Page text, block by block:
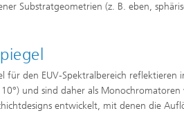
Substratgeometrien (z. B. eben,
für den EUV-Spektralbereich
und sind daher als
entwickelt, mit denen die